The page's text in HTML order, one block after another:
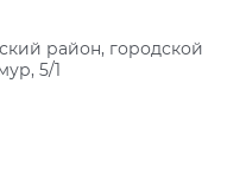
район, городской
5/1